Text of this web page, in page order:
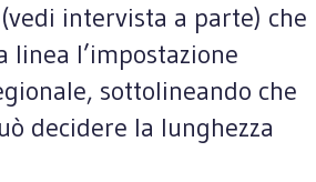
intervista a parte) che
linea l’impostazione
sottolineando che
decidere la lunghezza